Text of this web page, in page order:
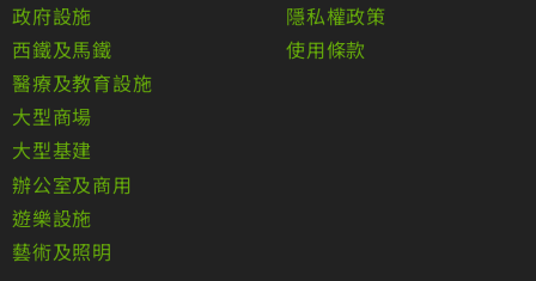
政府設施
西鐵及馬鐵
醫療及教育設施
大型商場
大型基建
辦公室及商用
遊樂設施
藝術及照明
隱私權政策
使用條款